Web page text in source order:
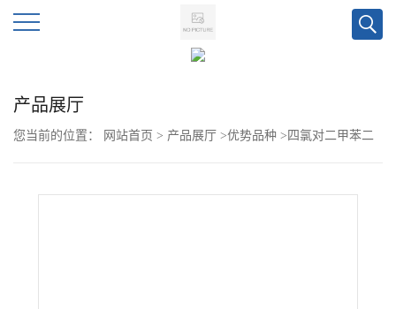
司
页
产品展厅
您当前的位置： 网站首页 > 产品展厅 >优势品种 > 四氯对二甲苯二